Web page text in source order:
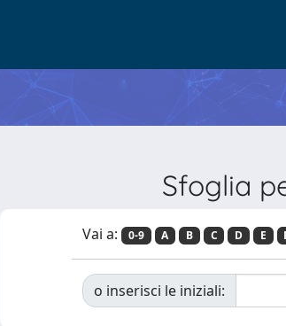
Sfoglia
Vai a: 0-9 A B C D E
o inserisci le iniziali: